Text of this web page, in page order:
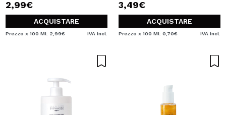
2,99€
ACQUISTARE
Prezzo x 100 Ml: 2,99€ IVA Incl.
3,49€
ACQUISTARE
Prezzo x 100 Ml: 0,70€ IVA Incl.